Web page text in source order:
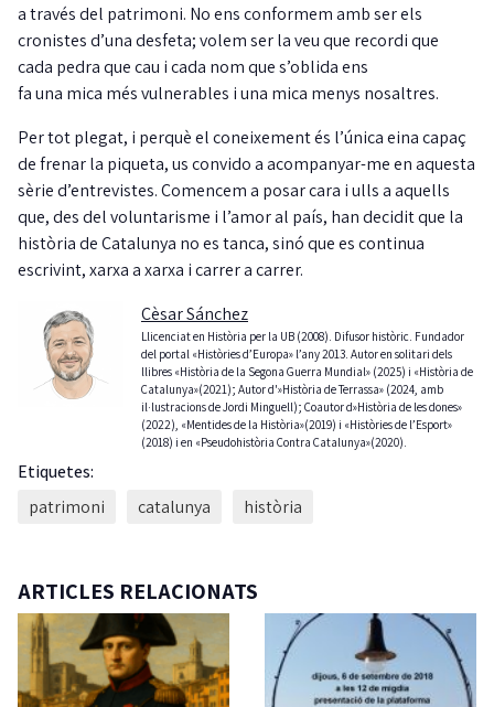
a través del patrimoni. No ens conformem amb ser els
cronistes d’una desfeta; volem ser la veu que recordi que
cada pedra que cau i cada nom que s’oblida ens
fa una mica més vulnerables i una mica menys nosaltres.
Per tot plegat, i perquè el coneixement és l’única eina capaç
de frenar la piqueta, us convido a acompanyar-me en aquesta
sèrie d’entrevistes. Comencem a posar cara i ulls a aquells
que, des del voluntarisme i l’amor al país, han decidit que la
història de Catalunya no es tanca, sinó que es continua
escrivint, xarxa a xarxa i carrer a carrer.
Cèsar Sánchez
Llicenciat en Història per la UB (2008). Difusor històric. Fundador
del portal «Històries d’Europa» l’any 2013. Autor en solitari dels
llibres «Història de la Segona Guerra Mundial» (2025) i «Història de
Catalunya»(2021); Autor d'»Història de Terrassa» (2024, amb
il·lustracions de Jordi Minguell); Coautor d»Història de les dones»
(2022), «Mentides de la Història»(2019) i «Històries de l’Esport»
(2018) i en «Pseudohistòria Contra Catalunya»(2020).
Etiquetes:
patrimoni
catalunya història
ARTICLES RELACIONATS